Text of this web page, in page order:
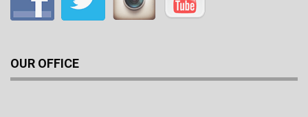
OUR OFFICE